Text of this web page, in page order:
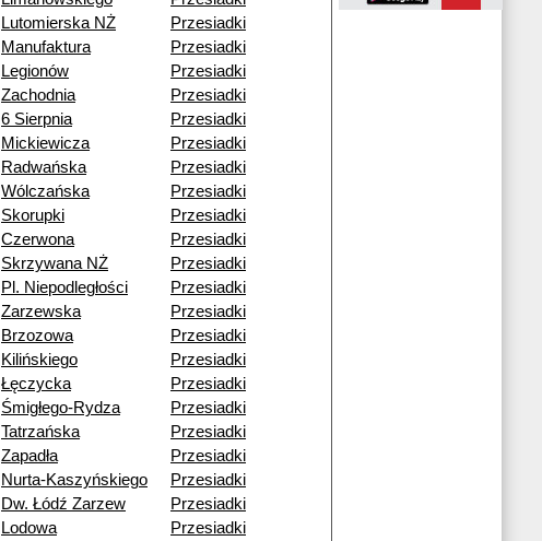
Lutomierska NŻ
Przesiadki
Manufaktura
Przesiadki
Legionów
Przesiadki
Zachodnia
Przesiadki
6 Sierpnia
Przesiadki
Mickiewicza
Przesiadki
Radwańska
Przesiadki
Wólczańska
Przesiadki
Skorupki
Przesiadki
Czerwona
Przesiadki
Skrzywana NŻ
Przesiadki
Pl. Niepodległości
Przesiadki
Zarzewska
Przesiadki
Brzozowa
Przesiadki
Kilińskiego
Przesiadki
Łęczycka
Przesiadki
Śmigłego-Rydza
Przesiadki
Tatrzańska
Przesiadki
Zapadła
Przesiadki
Nurta-Kaszyńskiego
Przesiadki
Dw. Łódź Zarzew
Przesiadki
Lodowa Przesiadki